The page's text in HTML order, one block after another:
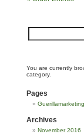
You are currently
category.
Pages
Archives
November 2016